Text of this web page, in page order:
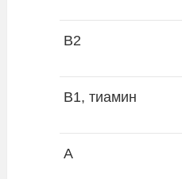
В2
В1, тиамин
А